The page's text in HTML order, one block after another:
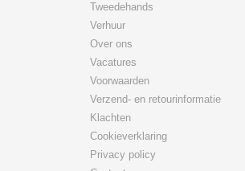
Tweedehands
Verhuur
Over ons
Vacatures
Voorwaarden
Verzend- en retourinformatie
Klachten
Cookieverklaring
Privacy policy